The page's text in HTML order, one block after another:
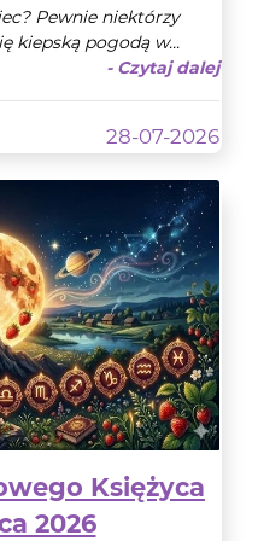
Pewnie niektórzy
kiepską pogodą w...
- Czytaj dalej
28-07-2026
Księżyca
2026